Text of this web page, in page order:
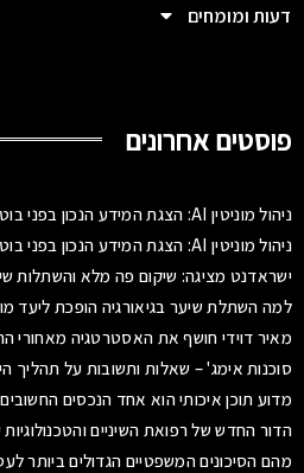
דעות ומומחים
פוסטים אחרונים
ניהול מוניטין AI: הצגת המידע הנכון בפני בוטים ומנועי תשובות
ניהול מוניטין AI: הצגת המידע הנכון בפני בוטים ומנועי תשובות
ישראדנט מציגה: שיקום פה מלא והשתלות
למה השתלת שיער בגיאורגיה הופכת ליעד
מאיר דוידי חושף את האסטרטגיה מאחורי
סוכנות אימג' – שאלות ותשובות על תהליך
מדוע תוכן איכותי הוא אחד הנכסים
הדור החדש של רפואת השיניים
מהם הסיכונים המשפטיים הגדולים ביותר